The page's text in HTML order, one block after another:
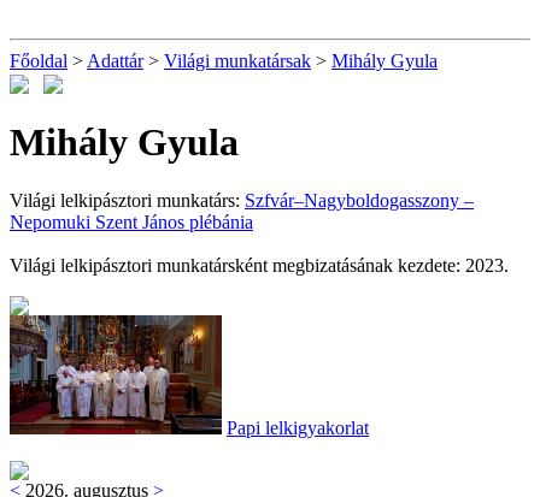
Főoldal > Adattár> Világi munkatársak > Mihály Gyula
Mihály Gyula
Világi lelkipásztori munkatárs: Szfvár–Nagyboldogasszony –
Nepomuki Szent János plébánia
Világi lelkipásztori munkatársként megbizatásának kezdete: 2023.
Papi lelkigyakorlat
< 2026. augusztus >